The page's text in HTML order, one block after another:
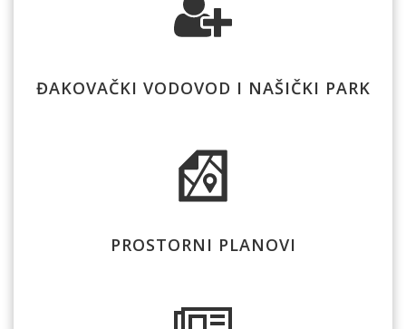
ĐAKOVAČKI VODOVOD I NAŠIČKI PARK
PROSTORNI PLANOVI